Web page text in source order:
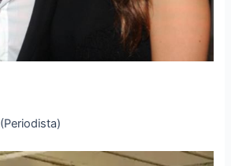
(Periodista)